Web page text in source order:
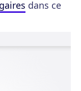
dans ce